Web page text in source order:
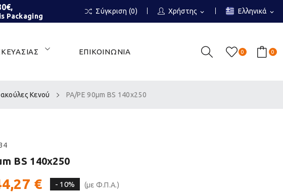
Packaging
Ελληνικά expand_more
Χρήστης expand_more
Σύγκριση (0)
ΕΠΙΚΟΙΝΩΝΙΑ 0
0
Κενού PA/PE 90μm BS 140x250
BS 140x250
€ - 10% (με Φ.Π.Α.)